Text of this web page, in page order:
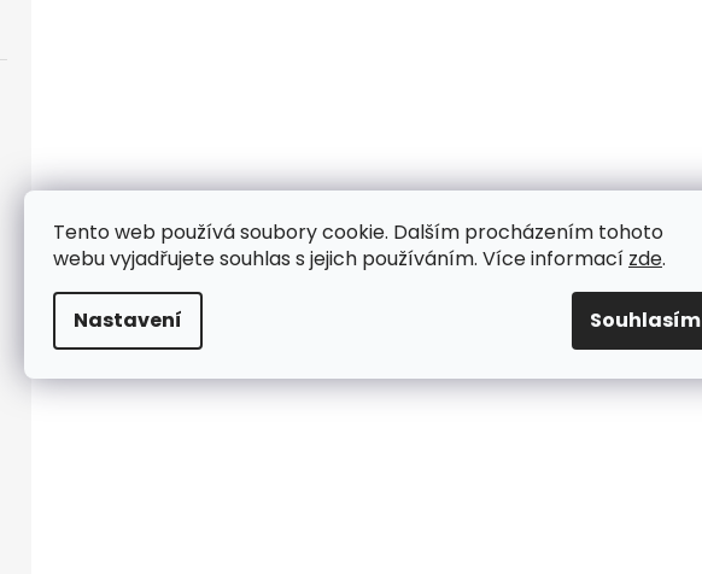
Tento web používá soubory cookie. Dalším procházením tohoto
webu vyjadřujete souhlas s jejich používáním. Více informací zde.
Nastavení Souhlasím